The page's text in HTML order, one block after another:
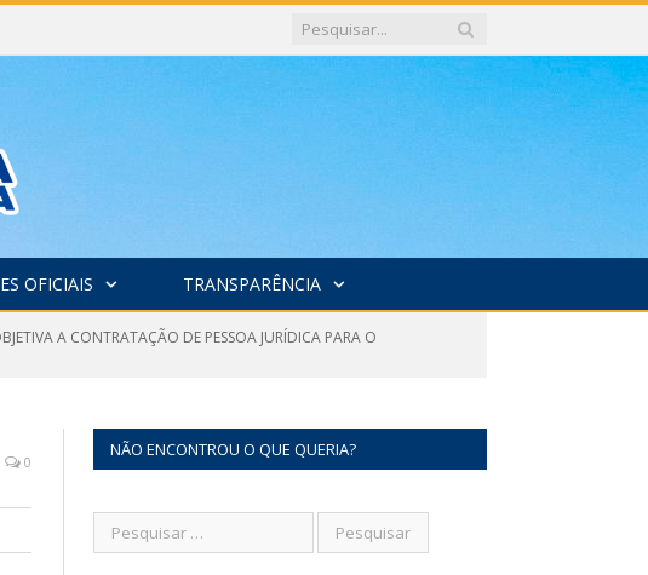
OFICIAIS TRANSPARÊNCIA
A CONTRATAÇÃO DE PESSOA JURÍDICA PARA O
0
NÃO ENCONTROU O QUE QUERIA?